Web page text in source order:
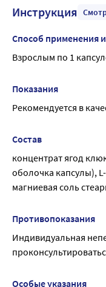
Инструкция
Способ применения
Взрослым по 1
Показания
Рекомендуется в
Состав
концентрат ягод
оболочка капсулы),
магниевая соль
Противопоказания
Индивидуальная
Особые указания